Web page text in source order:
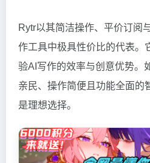
Rytr以其简洁操作、平价订阅
作工具中极具性价比的代表。
验AI写作的效率与创意优势。
亲民、操作简便且功能全面的
是理想选择。